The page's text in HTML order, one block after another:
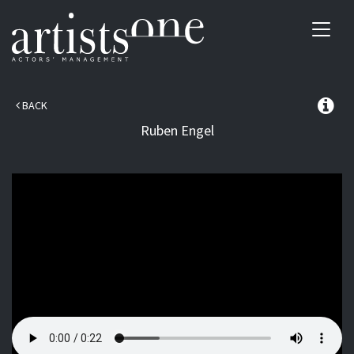
BACK
Ruben Engel